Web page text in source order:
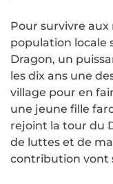
Pour survivre aux
population locale
Dragon, un
les dix ans une
village pour en
une jeune fille
rejoint la tour du
de luttes et de
contribution vont